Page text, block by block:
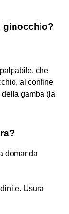
ginocchio?
che
al confine
gamba (la
domanda
Usura